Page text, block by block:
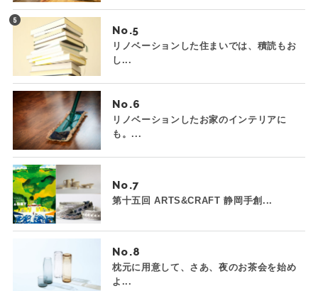
No.
リノベーションした住まいでは、積読もお
し...
No.
リノベーションしたお家のインテリアに
も。...
No.
第十五回 ARTS&CRAFT 静岡手創...
No.
枕元に用意して、さあ、夜のお茶会を始め
よ...